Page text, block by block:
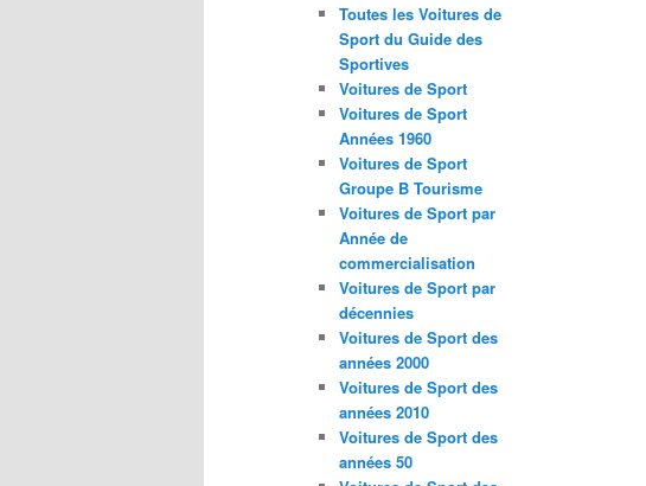
Toutes les Voitures de
Sport du Guide des
Sportives
Voitures de Sport
Voitures de Sport
Années 1960
Voitures de Sport
Groupe B Tourisme
Voitures de Sport par
Année de
commercialisation
Voitures de Sport par
décennies
Voitures de Sport des
années 2000
Voitures de Sport des
années 2010
Voitures de Sport des
années 50